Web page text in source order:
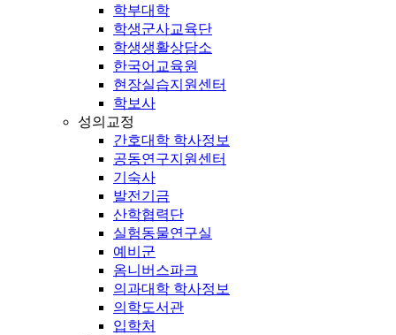
학부대학
학생군사교육단
학생생활상담소
한국어교육원
현장실습지원센터
학보사
성의교정
간호대학 학사정보
공동연구지원센터
기숙사
발전기금
산학협력단
실험동물연구실
예비군
옴니버스파크
의과대학 학사정보
의학도서관
입학처